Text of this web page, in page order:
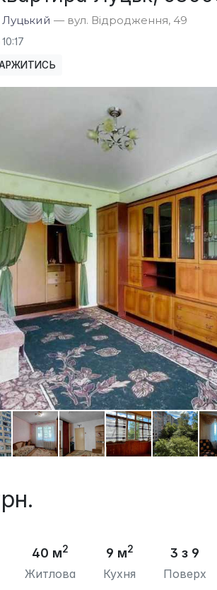
Луцький — вул. Відродження, 49
40 м2
Житлова
9 м2
Кухня
3 з 9
Поверх